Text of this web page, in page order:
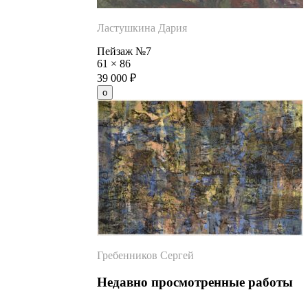
Ластушкина Дария
Пейзаж №7
61 × 86
39 000 ₽
Гребенников Сергей
Недавно просмотренные работы